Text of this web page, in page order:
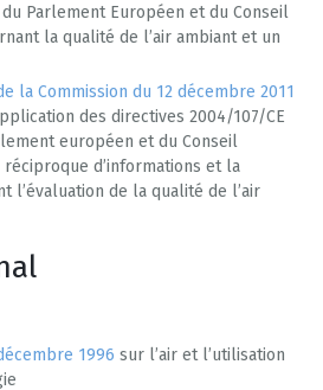
du Parlement Européen et du Conseil
la qualité de l’air ambiant et un
la Commission du 12 décembre 2011
des directives 2004/107/CE
européen et du Conseil
réciproque d’informations et la
l’évaluation de la qualité de l’air
1996 sur l’air et l’utilisation